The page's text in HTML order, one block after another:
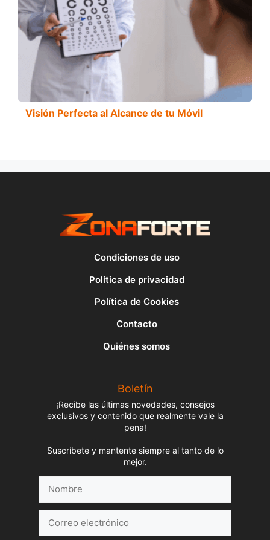
Visión Perfecta al Alcance de tu Móvil
Condiciones de uso
Política de privacidad
Política de Cookies
Contacto
Quiénes somos
Boletín
¡Recibe las últimas novedades, consejos
exclusivos y contenido que realmente vale la
pena!
Suscríbete y mantente siempre al tanto de lo
mejor.
electrónico